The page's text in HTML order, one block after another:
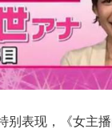
别表现，《女主